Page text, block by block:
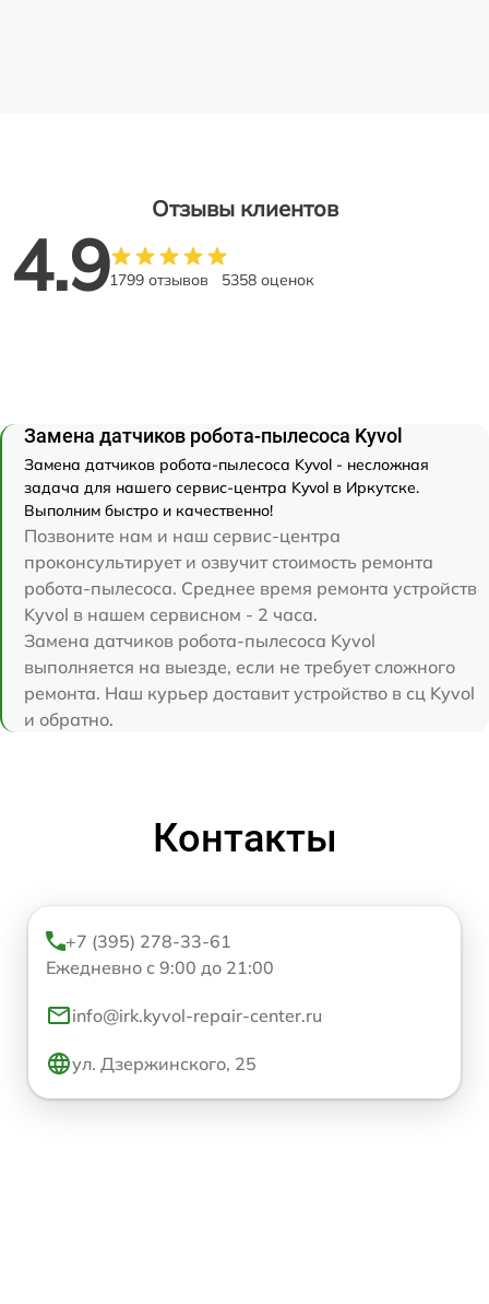
Отзывы клиентов
4.91799 отзывов 5358 оценок
Замена датчиков робота-пылесоса Kyvol
Замена датчиков робота-пылесоса Kyvol - несложная
задача для нашего сервис-центра Kyvol в Иркутске.
Выполним быстро и качественно!
Позвоните нам и наш сервис-центра
проконсультирует и озвучит стоимость ремонта
робота-пылесоса. Среднее время ремонта устройств
Kyvol в нашем сервисном - 2 часа.
Замена датчиков робота-пылесоса Kyvol
выполняется на выезде, если не требует сложного
ремонта. Наш курьер доставит устройство в сц Kyvol
и обратно.
Контакты
+7 (395) 278-33-61
Ежедневно с 9:00 до 21:00
info@irk.kyvol-repair-center.ru
ул. Дзержинского, 25